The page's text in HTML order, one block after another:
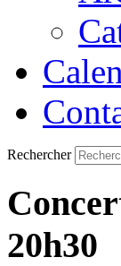
Rechercher
20h30